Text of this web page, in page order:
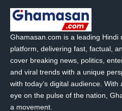
Ghamasan.com is a leading Hindi
platform, delivering fast, factual,
cover breaking news, politics,
and viral trends with a unique
with today’s digital audience.
eye on the pulse of the nation,
a movement.